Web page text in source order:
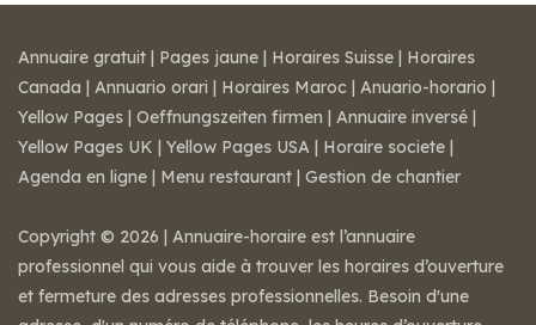
Annuaire gratuit | Pages jaune | Horaires Suisse | Horaires
Canada | Annuario orari | Horaires Maroc | Anuario-horario |
Yellow Pages | Oeffnungszeiten firmen | Annuaire inversé |
Yellow Pages UK | Yellow Pages USA | Horaire societe |
Agenda en ligne | Menu restaurant | Gestion de chantier
Copyright © 2026 | Annuaire-horaire est l’annuaire
professionnel qui vous aide à trouver les horaires d’ouverture
et fermeture des adresses professionnelles. Besoin d'une